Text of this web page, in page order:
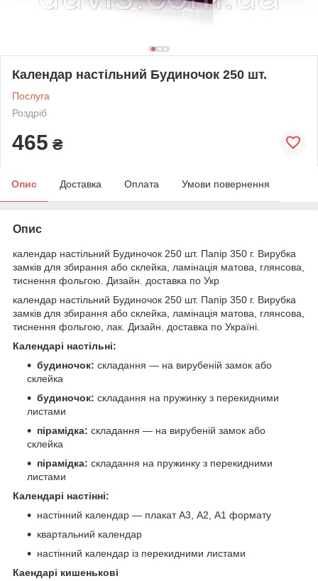
Календар настільний Будиночок 250 шт.
Послуга
Роздріб
465 ₴
Опис Доставка Оплата Умови повернення
Опис
календар настільний Будиночок 250 шт. Папір 350 г. Вирубка
замків для збирання або склейка, ламінація матова, глянсова,
тиснення фольгою. Дизайн. доставка по Укр
календар настільний Будиночок 250 шт. Папір 350 г. Вирубка
замків для збирання або склейка, ламінація матова, глянсова,
тиснення фольгою, лак. Дизайн. доставка по Україні.
Календарі настільні:
будиночок: складання — на вирубеній замок або
склейка
будиночок: складання на пружинку з перекидними
листами
пірамідка: складання — на вирубеній замок або
склейка
пірамідка: складання на пружинку з перекидними
листами
Календарі настінні:
настінний календар — плакат А3, А2, А1 формату
квартальний календар
настінний календар із перекидними листами
Каендарі кишенькові